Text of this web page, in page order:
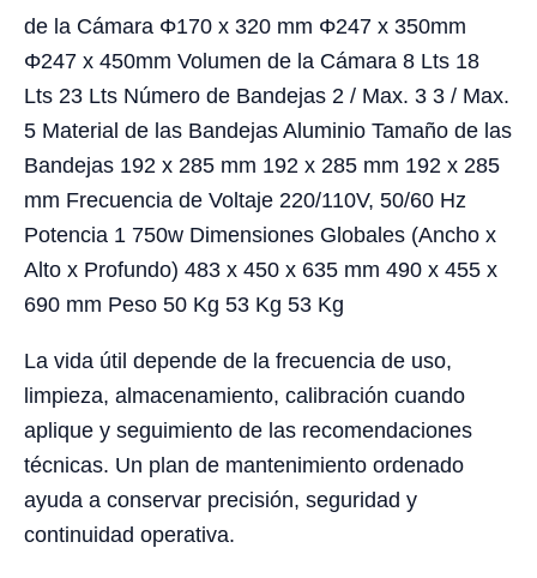
de la Cámara Φ170 x 320 mm Φ247 x 350mm
Φ247 x 450mm Volumen de la Cámara 8 Lts 18
Lts 23 Lts Número de Bandejas 2 / Max. 3 3 / Max.
5 Material de las Bandejas Aluminio Tamaño de las
Bandejas 192 x 285 mm 192 x 285 mm 192 x 285
mm Frecuencia de Voltaje 220/110V, 50/60 Hz
Potencia 1 750w Dimensiones Globales (Ancho x
Alto x Profundo) 483 x 450 x 635 mm 490 x 455 x
690 mm Peso 50 Kg 53 Kg 53 Kg
La vida útil depende de la frecuencia de uso,
limpieza, almacenamiento, calibración cuando
aplique y seguimiento de las recomendaciones
técnicas. Un plan de mantenimiento ordenado
ayuda a conservar precisión, seguridad y
continuidad operativa.